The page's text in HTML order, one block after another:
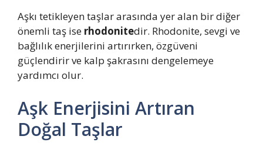
Aşkı tetikleyen taşlar arasında yer alan bir diğer
önemli taş ise rhodonitedir. Rhodonite, sevgi ve
bağlılık enerjilerini artırırken, özgüveni
güçlendirir ve kalp şakrasını dengelemeye
yardımcı olur.
Aşk Enerjisini Artıran
Doğal Taşlar